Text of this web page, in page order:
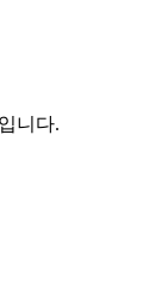
니다.